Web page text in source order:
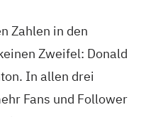
Zahlen in den
Zweifel: Donald
In allen drei
Fans und Follower